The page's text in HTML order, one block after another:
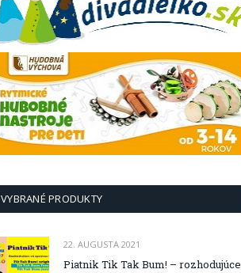
VYBRANÉ PRODUKTY
22. AUGUSTA 2021
Piatnik Tik Tak Bum! – rozhodujúce